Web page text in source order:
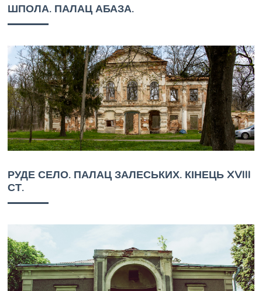
ШПОЛА. ПАЛАЦ АБАЗА.
РУДЕ СЕЛО. ПАЛАЦ ЗАЛЕСЬКИХ. КІНЕЦЬ XVIII
СТ.